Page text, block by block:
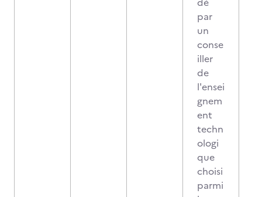
par
un
conse
iller
de
l'ensei
gnem
ent
techn
ologi
que
choisi
parmi